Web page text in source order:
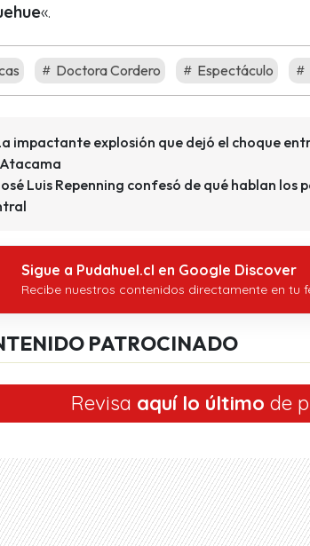
«.
Doctora Cordero Espectáculo
impactante explosión que dejó el choque
Luis Repenning confesó de qué hablan
Sigue a Pudahuel.cl en Google Discover
Recibe nuestros contenidos directamente en tu
PATROCINADO
Revisa aquí lo último de